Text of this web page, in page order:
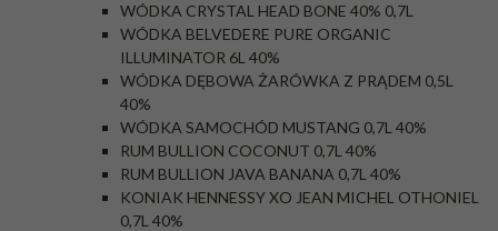
WÓDKA CRYSTAL HEAD BONE 40% 0,7L
WÓDKA BELVEDERE PURE ORGANIC
ILLUMINATOR 6L 40%
WÓDKA DĘBOWA ŻARÓWKA Z PRĄDEM 0,5L
40%
WÓDKA SAMOCHÓD MUSTANG 0,7L 40%
RUM BULLION COCONUT 0,7L 40%
RUM BULLION JAVA BANANA 0,7L 40%
KONIAK HENNESSY XO JEAN MICHEL OTHONIEL
0,7L 40%